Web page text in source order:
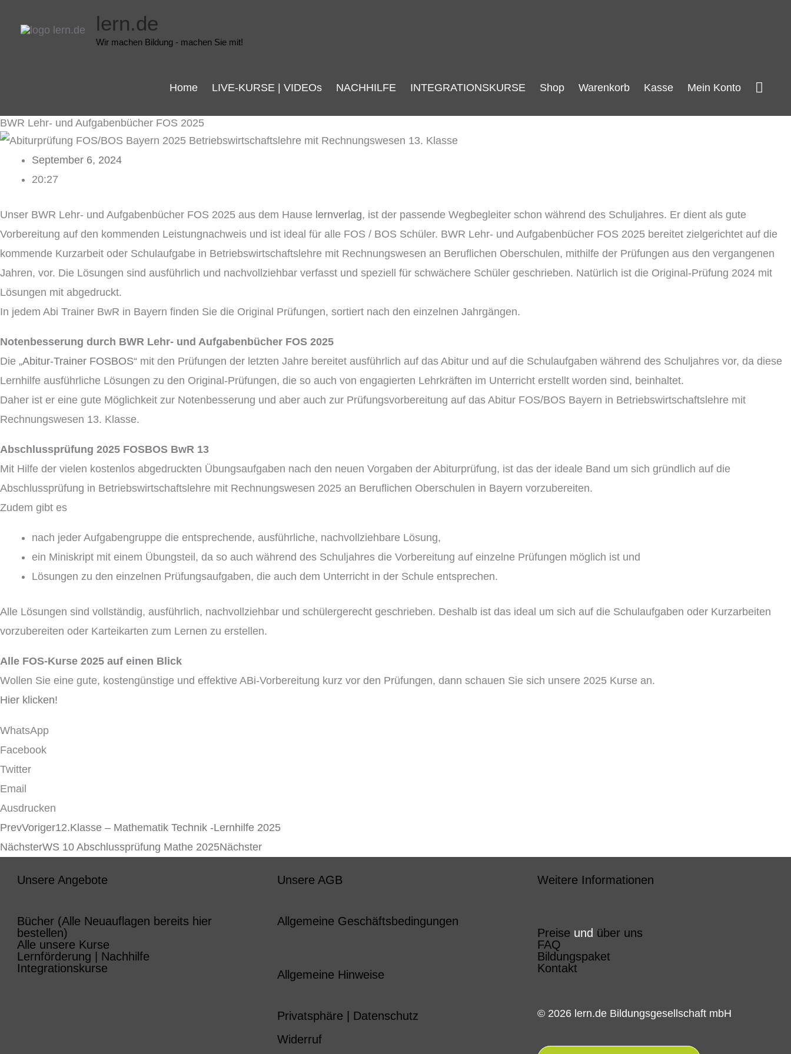
Inhalt
lern.de
Wir machen Bildung - machen Sie mit!
Home LIVE-KURSE | VIDEOs NACHHILFE INTEGRATIONSKURSE Shop Warenkorb Kasse Mein Konto
BWR Lehr- und Aufgabenbücher FOS 2025
September 6, 2024
20:27
Unser BWR Lehr- und Aufgabenbücher FOS 2025 aus dem Hause lernverlag, ist der passende Wegbegleiter schon während des Schuljahres. Er dient als gute
Vorbereitung auf den kommenden Leistungnachweis und ist ideal für alle FOS / BOS Schüler. BWR Lehr- und Aufgabenbücher FOS 2025 bereitet zielgerichtet auf die
kommende Kurzarbeit oder Schulaufgabe in Betriebswirtschaftslehre mit Rechnungswesen an Beruflichen Oberschulen, mithilfe der Prüfungen aus den vergangenen
Jahren, vor. Die Lösungen sind ausführlich und nachvollziehbar verfasst und speziell für schwächere Schüler geschrieben. Natürlich ist die Original-Prüfung 2024 mit
Lösungen mit abgedruckt.
In jedem Abi Trainer BwR in Bayern finden Sie die Original Prüfungen, sortiert nach den einzelnen Jahrgängen.
Notenbesserung durch BWR Lehr- und Aufgabenbücher FOS 2025
Die „Abitur-Trainer FOSBOS“ mit den Prüfungen der letzten Jahre bereitet ausführlich auf das Abitur und auf die Schulaufgaben während des Schuljahres vor, da diese
Lernhilfe ausführliche Lösungen zu den Original-Prüfungen, die so auch von engagierten Lehrkräften im Unterricht erstellt worden sind, beinhaltet.
Daher ist er eine gute Möglichkeit zur Notenbesserung und aber auch zur Prüfungsvorbereitung auf das Abitur FOS/BOS Bayern in Betriebswirtschaftslehre mit
Rechnungswesen 13. Klasse.
Abschlussprüfung 2025 FOSBOS BwR 13
Mit Hilfe der vielen kostenlos abgedruckten Übungsaufgaben nach den neuen Vorgaben der Abiturprüfung, ist das der ideale Band um sich gründlich auf die
Abschlussprüfung in Betriebswirtschaftslehre mit Rechnungswesen 2025 an Beruflichen Oberschulen in Bayern vorzubereiten.
Zudem gibt es
nach jeder Aufgabengruppe die entsprechende, ausführliche, nachvollziehbare Lösung,
ein Miniskript mit einem Übungsteil, da so auch während des Schuljahres die Vorbereitung auf einzelne Prüfungen möglich ist und
Lösungen zu den einzelnen Prüfungsaufgaben, die auch dem Unterricht in der Schule entsprechen.
Alle Lösungen sind vollständig, ausführlich, nachvollziehbar und schülergerecht geschrieben. Deshalb ist das ideal um sich auf die Schulaufgaben oder Kurzarbeiten
vorzubereiten oder Karteikarten zum Lernen zu erstellen.
Alle FOS-Kurse 2025 auf einen Blick
Wollen Sie eine gute, kostengünstige und effektive ABi-Vorbereitung kurz vor den Prüfungen, dann schauen Sie sich unsere 2025 Kurse an.
Hier klicken!
WhatsApp
Facebook
Twitter
Email
Ausdrucken
PrevVoriger12.Klasse – Mathematik Technik -Lernhilfe 2025
NächsterWS 10 Abschlussprüfung Mathe 2025Nächster
Unsere Angebote
Bücher (Alle Neuauflagen bereits hier
bestellen)
Alle unsere Kurse
Lernförderung | Nachhilfe
Integrationskurse
Unsere AGB
Allgemeine Geschäftsbedingungen
Allgemeine Hinweise
Privatsphäre | Datenschutz
Widerruf
Weitere Informationen
Preise und über uns
FAQ
Bildungspaket
Kontakt
© 2026 lern.de Bildungsgesellschaft mbH